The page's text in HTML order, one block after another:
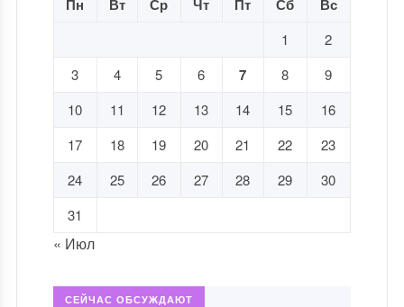
Пн Вт Ср Чт Пт Сб Вс
1
2
3
4 5 6 7 8
9
10
11 12 13 14 15
16
17
18 19 20 21 22
23
24
25 26 27 28 29
30
31
« Июл
СЕЙЧАС ОБСУЖДАЮТ